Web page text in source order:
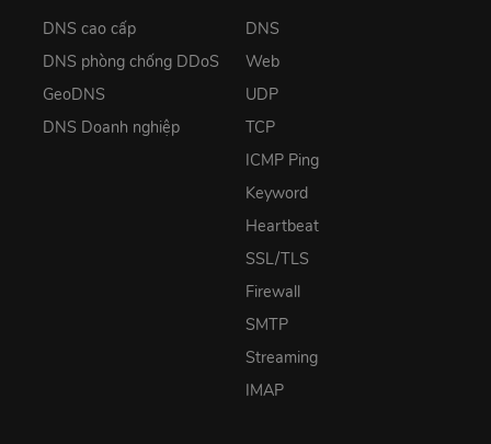
DNS cao cấp
DNS phòng chống DDoS
GeoDNS
DNS Doanh nghiệp
DNS
Web
UDP
TCP
ICMP Ping
Keyword
Heartbeat
SSL/TLS
Firewall
SMTP
Streaming
IMAP